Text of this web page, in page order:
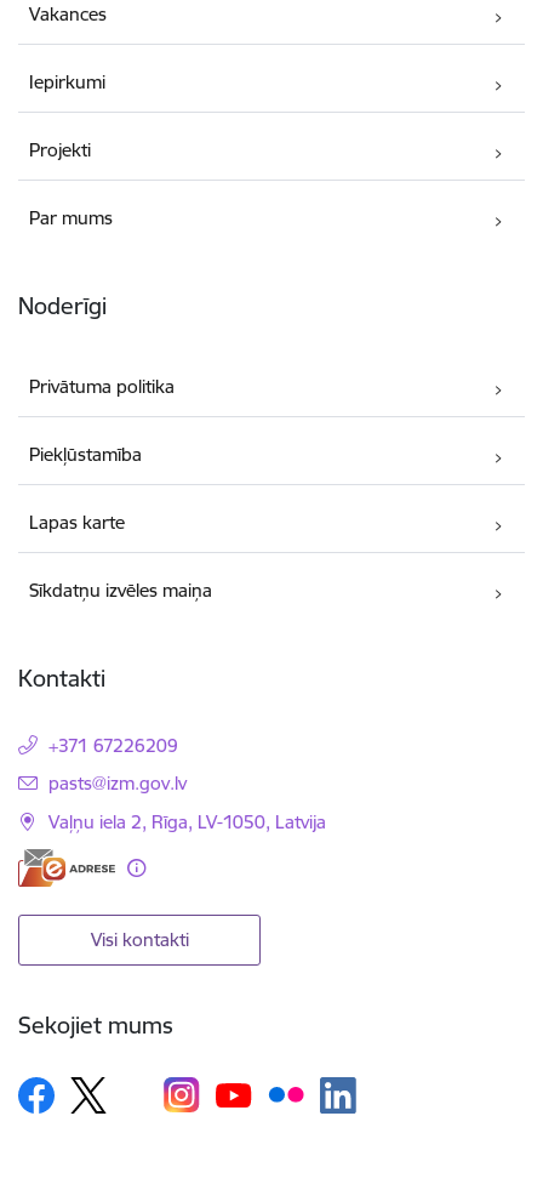
Vakances
Iepirkumi
Projekti
Par mums
Noderīgi
Privātuma politika
Piekļūstamība
Lapas karte
Sīkdatņu izvēles maiņa
Kontakti
+371 67226209
E-pasts:
pasts@izm.gov.lv
Vaļņu iela 2, Rīga, LV-1050, Latvija
Visi kontakti
Sekojiet mums